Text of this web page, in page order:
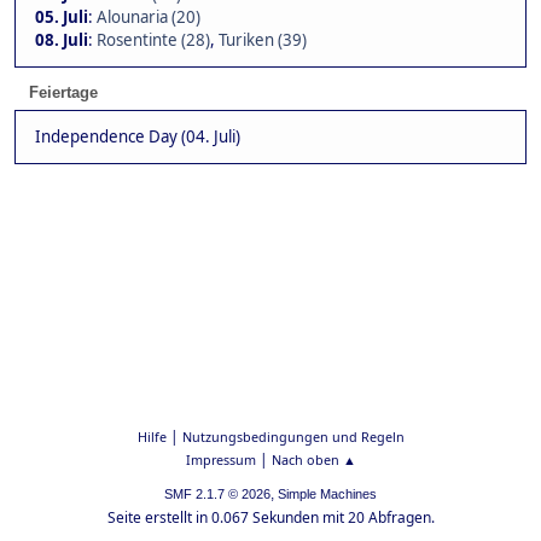
05. Juli: Alounaria (20)
08. Juli: Rosentinte (28), Turiken (39)
Feiertage
Independence Day (04. Juli)
Hilfe| Nutzungsbedingungen und Regeln
Impressum| Nach oben ▲
SMF 2.1.7 © 2026, Simple Machines
Seite erstellt in 0.067 Sekunden mit 20 Abfragen.